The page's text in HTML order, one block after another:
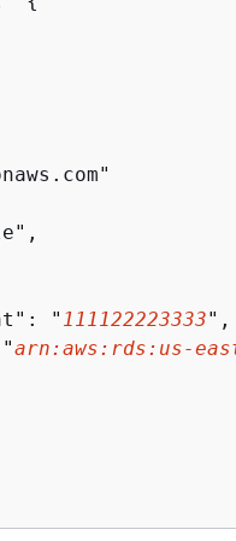
"
111122223333",
arn:aws:rds:us-